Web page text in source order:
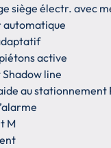
siège électr. avec
automatique
active
line
au stationnement
M